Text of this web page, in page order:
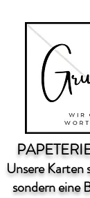
Unsere Karten
sondern eine